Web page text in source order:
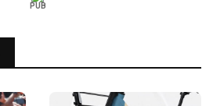
PUB